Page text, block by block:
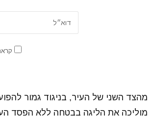
מהצד השני של העיר, בניגוד גמור